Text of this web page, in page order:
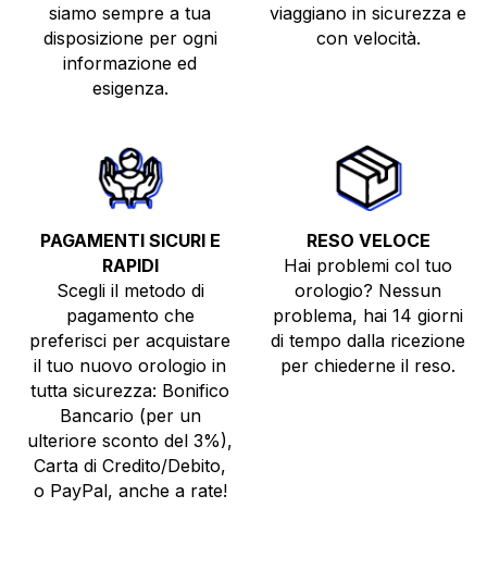
siamo sempre a tua
disposizione per ogni
informazione ed
esigenza.
viaggiano in sicurezza e
con velocità.
PAGAMENTI SICURI E
RAPIDI
Scegli il metodo di
pagamento che
preferisci per acquistare
il tuo nuovo orologio in
tutta sicurezza: Bonifico
Bancario (per un
ulteriore sconto del 3%),
Carta di Credito/Debito,
o PayPal, anche a rate!
RESO VELOCE
Hai problemi col tuo
orologio? Nessun
problema, hai 14 giorni
di tempo dalla ricezione
per chiederne il reso.